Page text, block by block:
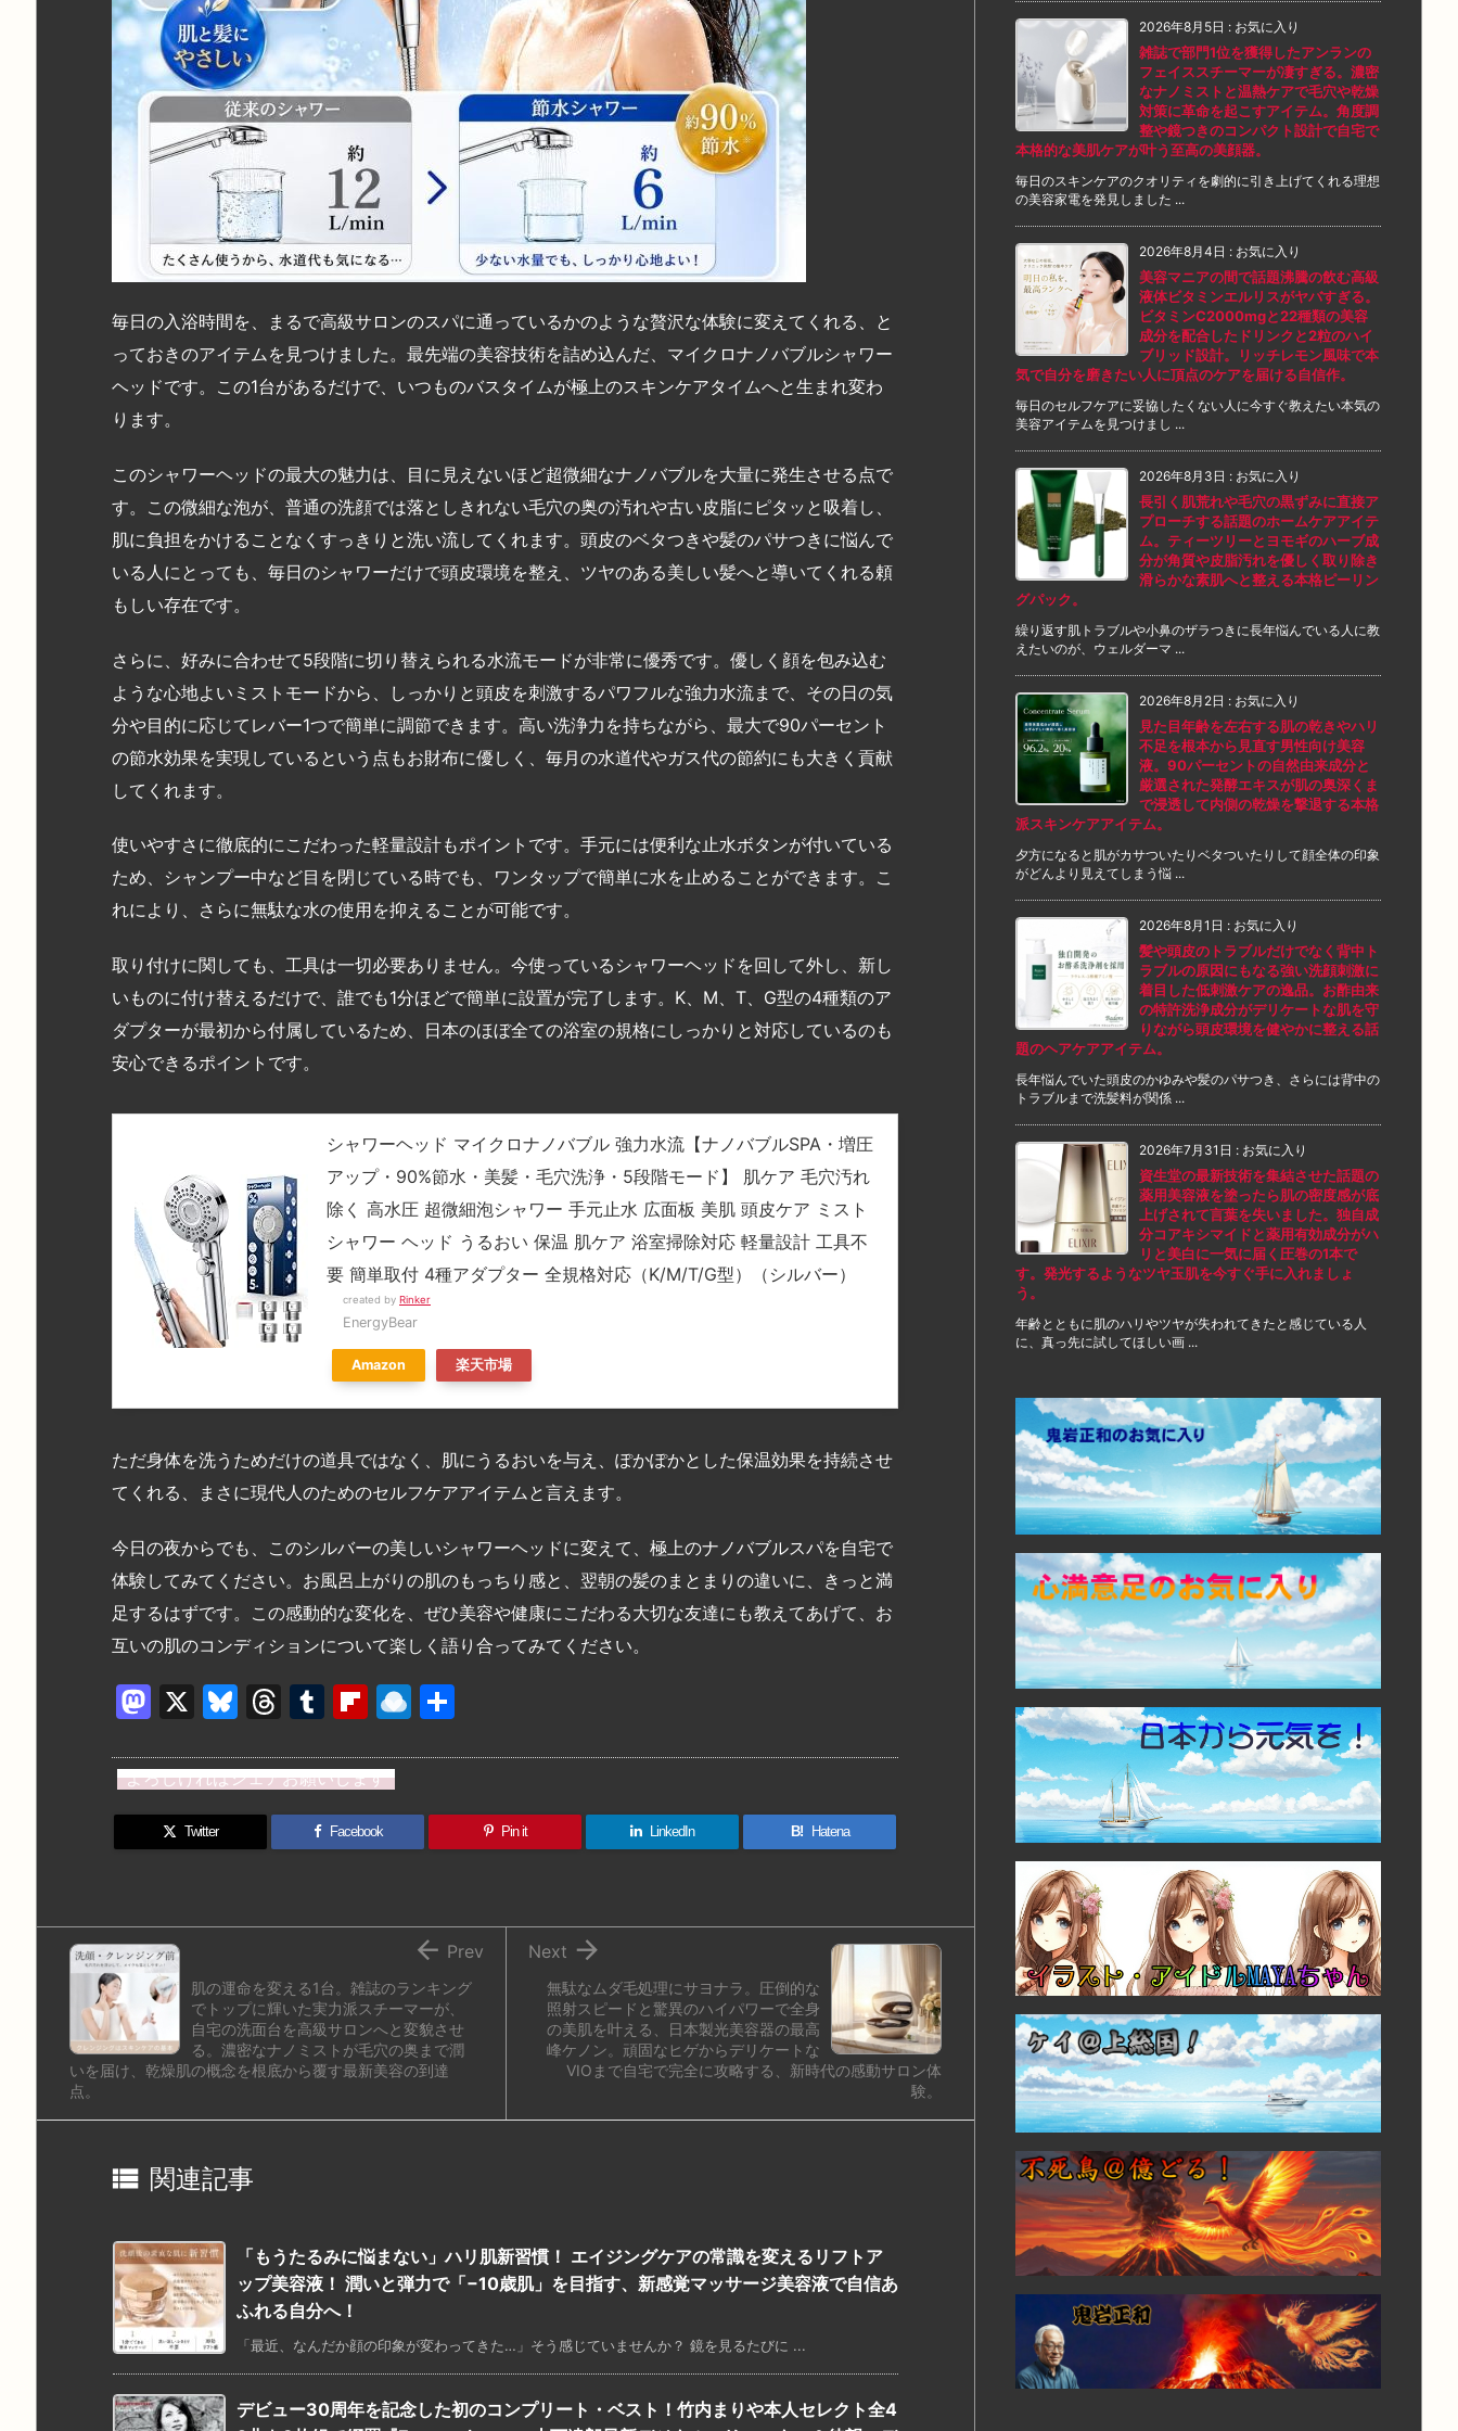
毎日の入浴時間を、まるで高級サロンのスパに通っているかのような贅沢な体験に変えてくれる、と
っておきのアイテムを見つけました。最先端の美容技術を詰め込んだ、マイクロナノバブルシャワー
ヘッドです。この1台があるだけで、いつものバスタイムが極上のスキンケアタイムへと生まれ変わ
ります。
このシャワーヘッドの最大の魅力は、目に見えないほど超微細なナノバブルを大量に発生させる点で
す。この微細な泡が、普通の洗顔では落としきれない毛穴の奥の汚れや古い皮脂にピタッと吸着し、
肌に負担をかけることなくすっきりと洗い流してくれます。頭皮のベタつきや髪のパサつきに悩んで
いる人にとっても、毎日のシャワーだけで頭皮環境を整え、ツヤのある美しい髪へと導いてくれる頼
もしい存在です。
さらに、好みに合わせて5段階に切り替えられる水流モードが非常に優秀です。優しく顔を包み込む
ような心地よいミストモードから、しっかりと頭皮を刺激するパワフルな強力水流まで、その日の気
分や目的に応じてレバー1つで簡単に調節できます。高い洗浄力を持ちながら、最大で90パーセント
の節水効果を実現しているという点もお財布に優しく、毎月の水道代やガス代の節約にも大きく貢献
してくれます。
使いやすさに徹底的にこだわった軽量設計もポイントです。手元には便利な止水ボタンが付いている
ため、シャンプー中など目を閉じている時でも、ワンタップで簡単に水を止めることができます。こ
れにより、さらに無駄な水の使用を抑えることが可能です。
取り付けに関しても、工具は一切必要ありません。今使っているシャワーヘッドを回して外し、新し
いものに付け替えるだけで、誰でも1分ほどで簡単に設置が完了します。K、M、T、G型の4種類のア
ダプターが最初から付属しているため、日本のほぼ全ての浴室の規格にしっかりと対応しているのも
安心できるポイントです。
シャワーヘッド マイクロナノバブル 強力水流【ナノバブルSPA・増圧
アップ・90%節水・美髪・毛穴洗浄・5段階モード】 肌ケア 毛穴汚れ
除く 高水圧 超微細泡シャワー 手元止水 広面板 美肌 頭皮ケア ミスト
シャワー ヘッド うるおい 保温 肌ケア 浴室掃除対応 軽量設計 工具不
要 簡単取付 4種アダプター 全規格対応（K/M/T/G型）（シルバー）
created by Rinker
EnergyBear
Amazon 楽天市場
ただ身体を洗うためだけの道具ではなく、肌にうるおいを与え、ぽかぽかとした保温効果を持続させ
てくれる、まさに現代人のためのセルフケアアイテムと言えます。
今日の夜からでも、このシルバーの美しいシャワーヘッドに変えて、極上のナノバブルスパを自宅で
体験してみてください。お風呂上がりの肌のもっちり感と、翌朝の髪のまとまりの違いに、きっと満
足するはずです。この感動的な変化を、ぜひ美容や健康にこだわる大切な友達にも教えてあげて、お
互いの肌のコンディションについて楽しく語り合ってみてください。
M
st
o
d
X
Bl
e
s
k
T
e
a
d
T
m
bl
r
Fl
b
o
ar
R
n
dr
o
よろしければシェアお願いします
Twitter Facebook Pin it LinkedIn B! Hatena
無駄なムダ毛処理にサヨナラ。圧倒的な
照射スピードと驚異のハイパワーで全身
の美肌を叶える、日本製光美容器の最高
峰ケノン。頑固なヒゲからデリケートな
VIOまで自宅で完全に攻略する、新時代の感動サロン体
験。

Next
肌の運命を変える1台。雑誌のランキング
でトップに輝いた実力派スチーマーが、
自宅の洗面台を高級サロンへと変貌させ
る。濃密なナノミストが毛穴の奥まで潤
いを届け、乾燥肌の概念を根底から覆す最新美容の到達
点。
 Prev
 関連記事
「もうたるみに悩まない」ハリ肌新習慣！ エイジングケアの常識を変えるリフトア
ップ美容液！ 潤いと弾力で「−10歳肌」を目指す、新感覚マッサージ美容液で自信あ
ふれる自分へ！
「最近、なんだか顔の印象が変わってきた…」そう感じていませんか？ 鏡を見るたびに ...
デビュー30周年を記念した初のコンプリート・ベスト！竹内まりや本人セレクト全4
2026年8月5日 : お気に入り
雑誌で部門1位を獲得したアンランの
フェイススチーマーが凄すぎる。濃密
なナノミストと温熱ケアで毛穴や乾燥
対策に革命を起こすアイテム。角度調
整や鏡つきのコンパクト設計で自宅で
本格的な美肌ケアが叶う至高の美顔器。
毎日のスキンケアのクオリティを劇的に引き上げてくれる理想
の美容家電を発見しました ...
2026年8月4日 : お気に入り
美容マニアの間で話題沸騰の飲む高級
液体ビタミンエルリスがヤバすぎる。
ビタミンC2000mgと22種類の美容
成分を配合したドリンクと2粒のハイ
ブリッド設計。リッチレモン風味で本
気で自分を磨きたい人に頂点のケアを届ける自信作。
毎日のセルフケアに妥協したくない人に今すぐ教えたい本気の
美容アイテムを見つけまし ...
2026年8月3日 : お気に入り
長引く肌荒れや毛穴の黒ずみに直接ア
プローチする話題のホームケアアイテ
ム。ティーツリーとヨモギのハーブ成
分が角質や皮脂汚れを優しく取り除き
滑らかな素肌へと整える本格ピーリン
グパック。
繰り返す肌トラブルや小鼻のザラつきに長年悩んでいる人に教
えたいのが、ウェルダーマ ...
2026年8月2日 : お気に入り
見た目年齢を左右する肌の乾きやハリ
不足を根本から見直す男性向け美容
液。90パーセントの自然由来成分と
厳選された発酵エキスが肌の奥深くま
で浸透して内側の乾燥を撃退する本格
派スキンケアアイテム。
夕方になると肌がカサついたりベタついたりして顔全体の印象
がどんより見えてしまう悩 ...
2026年8月1日 : お気に入り
髪や頭皮のトラブルだけでなく背中ト
ラブルの原因にもなる強い洗顔刺激に
着目した低刺激ケアの逸品。お酢由来
の特許洗浄成分がデリケートな肌を守
りながら頭皮環境を健やかに整える話
題のヘアケアアイテム。
長年悩んでいた頭皮のかゆみや髪のパサつき、さらには背中の
トラブルまで洗髪料が関係 ...
2026年7月31日 : お気に入り
資生堂の最新技術を集結させた話題の
薬用美容液を塗ったら肌の密度感が底
上げされて言葉を失いました。独自成
分コアキシマイドと薬用有効成分がハ
リと美白に一気に届く圧巻の1本で
す。発光するようなツヤ玉肌を今すぐ手に入れましょ
う。
年齢とともに肌のハリやツヤが失われてきたと感じている人
に、真っ先に試してほしい画 ...